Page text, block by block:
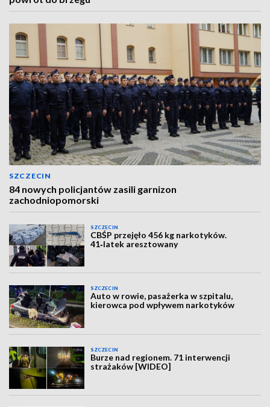
SZCZECIN
84 nowych policjantów zasili garnizon
zachodniopomorski
SZCZECIN
CBŚP przejęło 456 kg narkotyków.
41‑latek aresztowany
SZCZECIN
Auto w rowie, pasażerka w szpitalu,
kierowca pod wpływem narkotyków
SZCZECIN
Burze nad regionem. 71 interwencji
strażaków [WIDEO]